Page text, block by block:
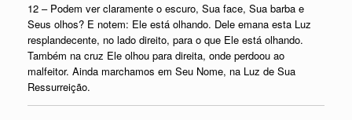
12 – Podem ver claramente o escuro, Sua face, Sua barba e
Seus olhos? E notem: Ele está olhando. Dele emana esta Luz
resplandecente, no lado direito, para o que Ele está olhando.
Também na cruz Ele olhou para direita, onde perdoou ao
malfeitor. Ainda marchamos em Seu Nome, na Luz de Sua
Ressurreição.